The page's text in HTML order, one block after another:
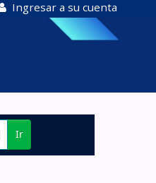
Ingresar a su cuenta
Ir